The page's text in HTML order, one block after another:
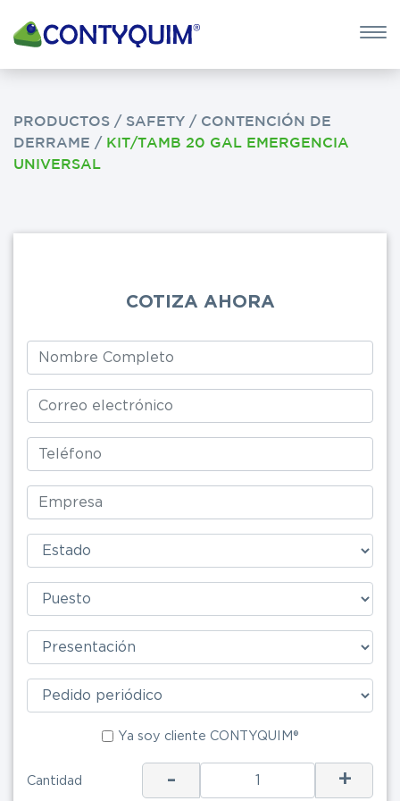
×
POTASA
Ya soy
PRODUCTOS / SAFETY / CONTENCIÓN DE
DERRAME / KIT/TAMB 20 GAL EMERGENCIA
UNIVERSAL
COTIZA AHORA
Ya soy cliente CONTYQUIM®
Cantidad - +